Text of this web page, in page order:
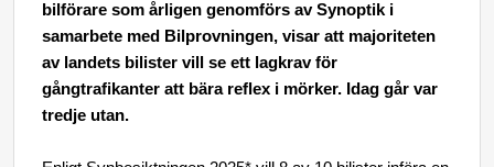
bilförare som årligen genomförs av Synoptik i
samarbete med Bilprovningen, visar att majoriteten
av landets bilister vill se ett lagkrav för
gångtrafikanter att bära reflex i mörker. Idag går var
tredje utan.